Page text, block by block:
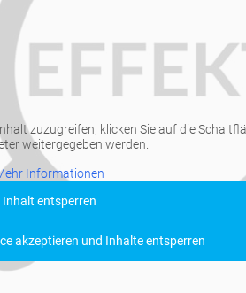
zuzugreifen, klicken Sie auf die
weitergegeben werden.
Informationen
Inhalt entsperren
akzeptieren und Inhalte entsperren